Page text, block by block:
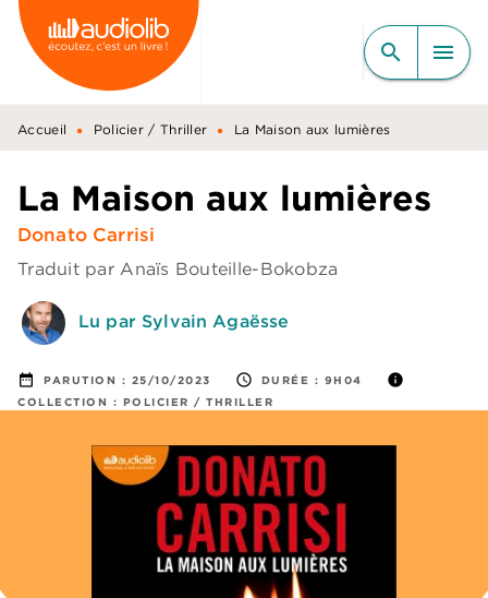
MENU RECHERCHE
CONTENU
PIED DE PAGE
search menu
Accueil • Policier / Thriller • La Maison aux lumières
La Maison aux lumières
Donato Carrisi
Traduit parAnaïs Bouteille-Bokobza
Lu par Sylvain Agaësse
date_range PARUTION : 25/10/2023 access_time DURÉE : 9H04 info
COLLECTION : POLICIER / THRILLER